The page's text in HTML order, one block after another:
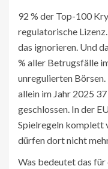
92 % der Top-100
regulatorische
das ignorieren. Und
% aller Betrugsfälle
unregulierten Börsen.
allein im Jahr 2025
geschlossen. In der
Spielregeln komplett
dürfen dort nicht
Was bedeutet das